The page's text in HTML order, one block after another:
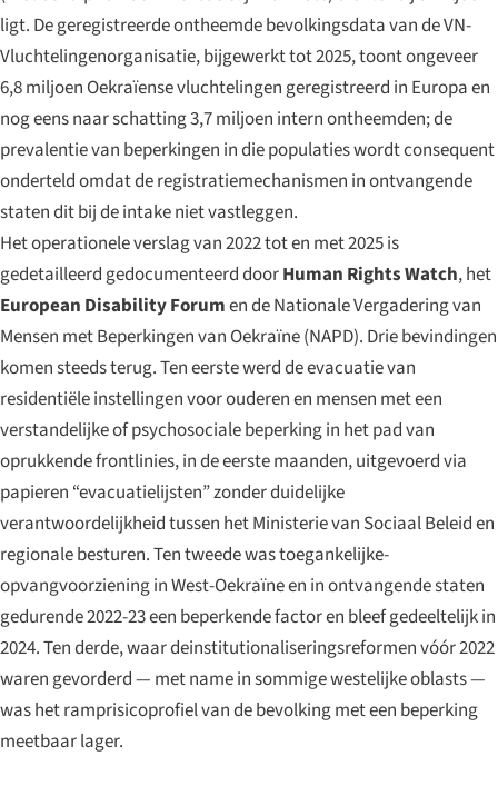
ligt. De geregistreerde ontheemde bevolkingsdata van de VN-
Vluchtelingenorganisatie, bijgewerkt tot 2025, toont ongeveer
6,8 miljoen Oekraïense vluchtelingen geregistreerd in Europa en
nog eens naar schatting 3,7 miljoen intern ontheemden; de
prevalentie van beperkingen in die populaties wordt consequent
onderteld omdat de registratiemechanismen in ontvangende
staten dit bij de intake niet vastleggen.
Het operationele verslag van 2022 tot en met 2025 is
gedetailleerd gedocumenteerd doorHuman Rights Watch, het
European Disability Forumen de Nationale Vergadering van
Mensen met Beperkingen van Oekraïne (NAPD). Drie bevindingen
komen steeds terug. Ten eerste werd de evacuatie van
residentiële instellingen voor ouderen en mensen met een
verstandelijke of psychosociale beperking in het pad van
oprukkende frontlinies, in de eerste maanden, uitgevoerd via
papieren “evacuatielijsten” zonder duidelijke
verantwoordelijkheid tussen het Ministerie van Sociaal Beleid en
regionale besturen. Ten tweede was toegankelijke-
opvangvoorziening in West-Oekraïne en in ontvangende staten
gedurende 2022-23 een beperkende factor en bleef gedeeltelijk in
2024. Ten derde, waar deinstitutionaliseringsreformen vóór 2022
waren gevorderd — met name in sommige westelijke oblasts —
was het ramprisicoprofiel van de bevolking met een beperking
meetbaar lager.